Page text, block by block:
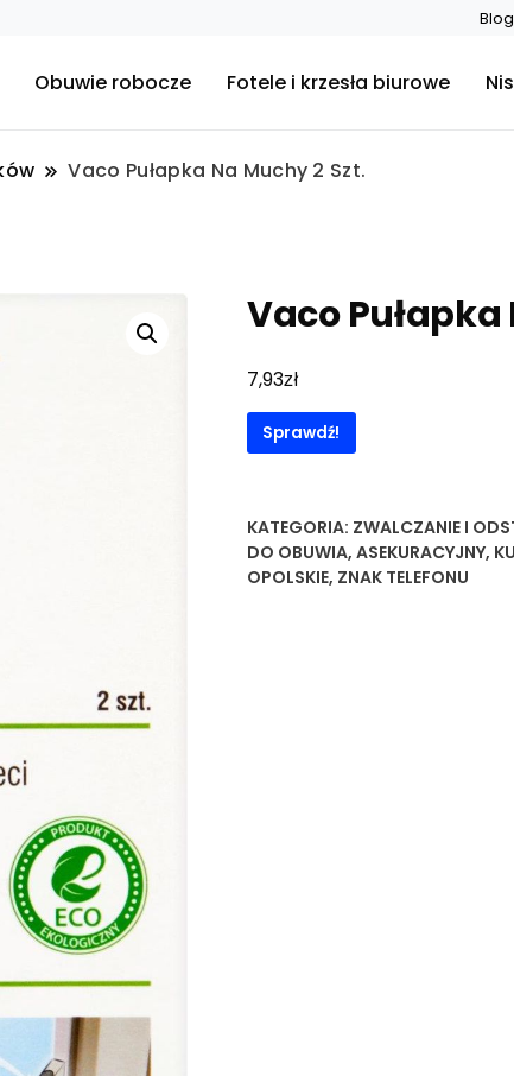
Blog
Obuwie robocze Fotele i krzesła biurowe
Vaco Pułapka Na Muchy 2 Szt.
Vaco Pułapka
7,93zł
Sprawdź!
KATEGORIA: ZWALCZANIE I
DO OBUWIA, ASEKURACYJNY,
OPOLSKIE, ZNAK TELEFONU